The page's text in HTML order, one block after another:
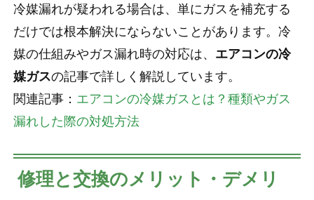
冷媒漏れが疑われる場合は、単にガスを補充する
だけでは根本解決にならないことがあります。冷
媒の仕組みやガス漏れ時の対応は、 エアコンの冷
媒ガスの記事で詳しく解説しています。
関連記事： エアコンの冷媒ガスとは？種類やガス
漏れした際の対処方法
修理と交換のメリット・デメリ